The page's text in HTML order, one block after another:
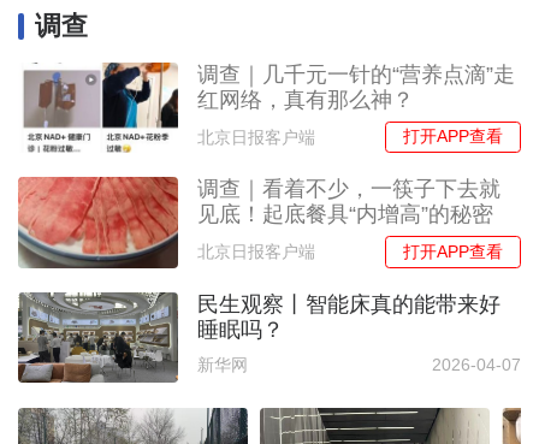
调查
调查｜几千元一针的“营养点滴”走
红网络，真有那么神？
北京日报客户端 打开APP查看
调查｜看着不少，一筷子下去就
见底！起底餐具“内增高”的秘密
北京日报客户端 打开APP查看
民生观察丨智能床真的能带来好
睡眠吗？
新华网 2026-04-07